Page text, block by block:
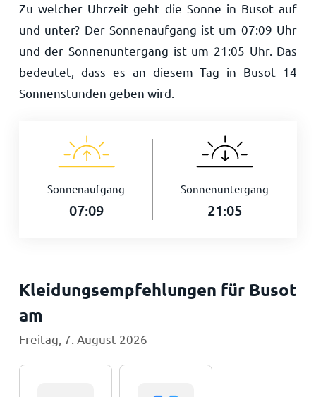
Zu welcher Uhrzeit geht die Sonne in Busot auf
und unter? Der Sonnenaufgang ist um 07:09 Uhr
und der Sonnenuntergang ist um 21:05 Uhr. Das
bedeutet, dass es an diesem Tag in Busot 14
Sonnenstunden geben wird.
Sonnenaufgang
07:09
Sonnenuntergang
21:05
Kleidungsempfehlungen für Busot
am
Freitag, 7. August 2026